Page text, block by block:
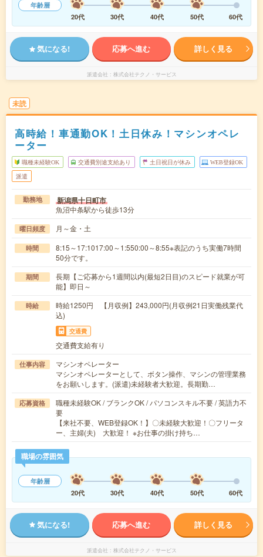
年齢層
20代
30代 40代 50代 60代
気になる! 応募へ進む 詳しく見る
派遣会社 株式会社テクノ・サービス
未読
高時給！車通勤OK！土日休み！マシンオペレ
ーター
職種未経験OK 交通費別途支給あり 土日祝日が休み WEB登録OK
派遣
勤務地 新潟県十日町市
魚沼中条駅から徒歩13分
曜日頻度 月～金・土
時間
8:15～17:1017:00～1:550:00～8:55※表記のうち実働7時間
50分です。
期間
長期【ご応募から1週間以内(最短2日目)のスピード就業が可
能】即日～
時給
時給1250円 【月収例】243,000円(月収例21日実働残業代
込)
交通費
交通費支給有り
仕事内容
マシンオペレーター
マシンオペレーターとして、ボタン操作、マシンの管理業務
をお願いします。(派遣)未経験者大歓迎。長期勤…
応募資格
職種未経験OK / ブランクOK / パソコンスキル不要 / 英語力不
要
【来社不要、WEB登録OK！】〇未経験大歓迎！〇フリータ
ー、主婦(夫) 大歓迎！ ※お仕事の掛け持ち…
職場の雰囲気
年齢層
20代
30代 40代 50代 60代
気になる! 応募へ進む 詳しく見る
派遣会社 株式会社テクノ・サービス